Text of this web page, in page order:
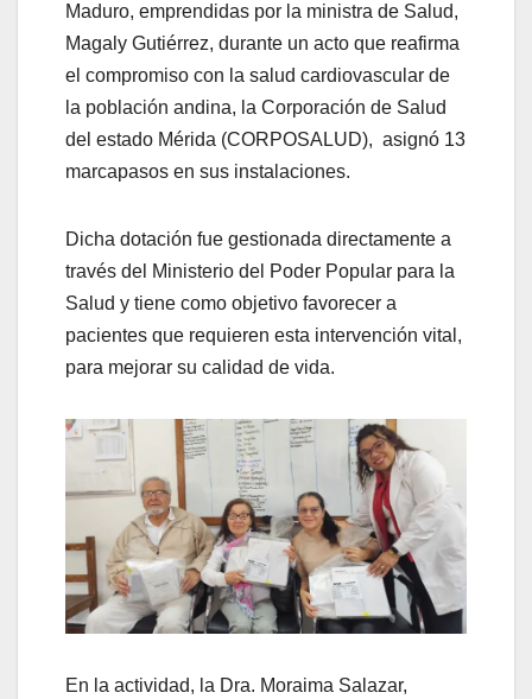
Maduro, emprendidas por la ministra de Salud,
Magaly Gutiérrez, durante un acto que reafirma
el compromiso con la salud cardiovascular de
la población andina, la Corporación de Salud
del estado Mérida (CORPOSALUD), asignó 13
marcapasos en sus instalaciones.
Dicha dotación fue gestionada directamente a
través del Ministerio del Poder Popular para la
Salud y tiene como objetivo favorecer a
pacientes que requieren esta intervención vital,
para mejorar su calidad de vida.
En la actividad, la Dra. Moraima Salazar,